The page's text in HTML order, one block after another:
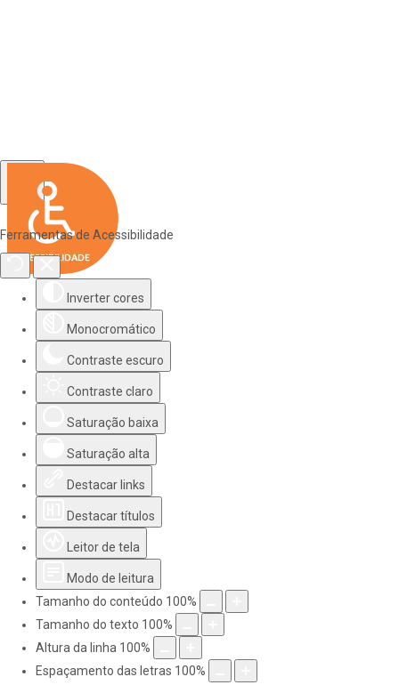
Ferramentas de Acessibilidade
Inverter cores
Monocromático
Contraste escuro
Contraste claro
Saturação baixa
Saturação alta
Destacar links
Destacar títulos
Leitor de tela
Modo de leitura
Tamanho do conteúdo 100%
Tamanho do texto 100%
Altura da linha 100%
Espaçamento das letras 100%